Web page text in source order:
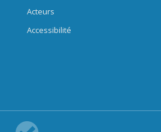
Acteurs
Accessibilité